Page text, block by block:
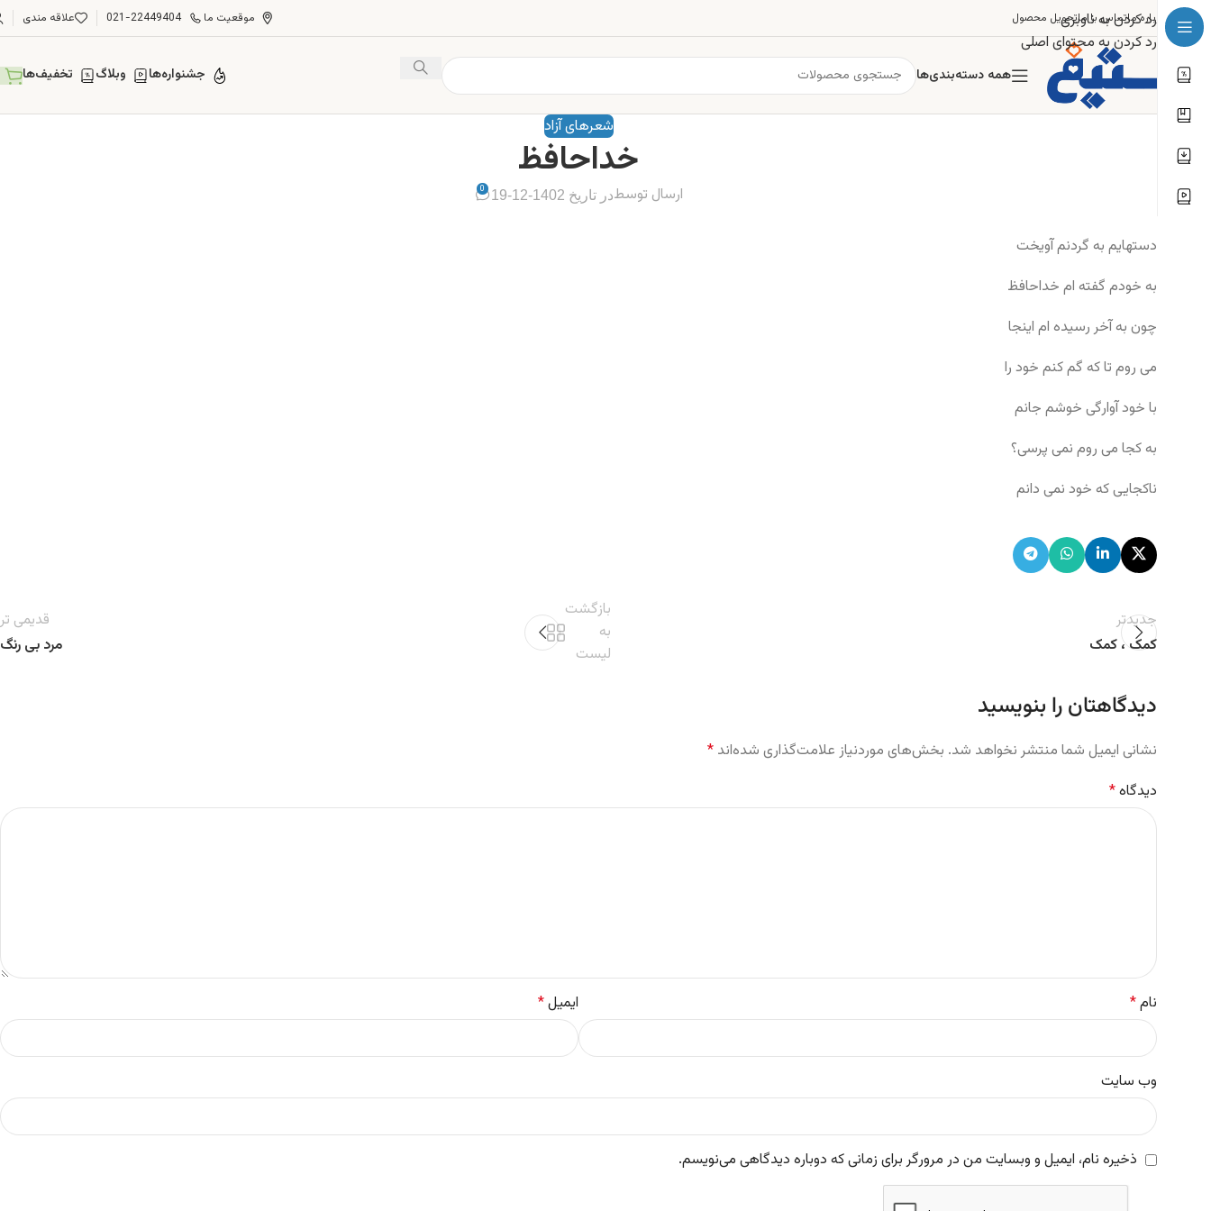
رد کردن به ناوبری
رد کردن به محتوای اصلی
درباره ماتماس با ماتحویل محصول موقعیت ما 021-22449404 علاقه مندی
همه دسته‌بندی‌ها جشنواره‌ها وبلاگ تخفیف‌ها
شعرهای آزاد
خداحافظ
ارسال توسطدر تاریخ 1402-12-19 0
دستهایم به گردنم آویخت
به خودم گفته ام خداحافظ
چون به آخر رسیده ام اینجا
می روم تا که گم کنم خود را
با خود آوارگی خوشم جانم
به کجا می روم نمی پرسی؟
ناکجایی که خود نمی دانم
جدیدتر
کمک ، کمک
بازگشت
به
لیست
قدیمی تر
مرد بی رنگ
دیدگاهتان را بنویسید
نشانی ایمیل شما منتشر نخواهد شد. بخش‌های موردنیاز علامت‌گذاری شده‌اند *
دیدگاه*
نام* ایمیل*
وب‌ سایت
ذخیره نام، ایمیل و وبسایت من در مرورگر برای زمانی که دوباره دیدگاهی می‌نویسم.